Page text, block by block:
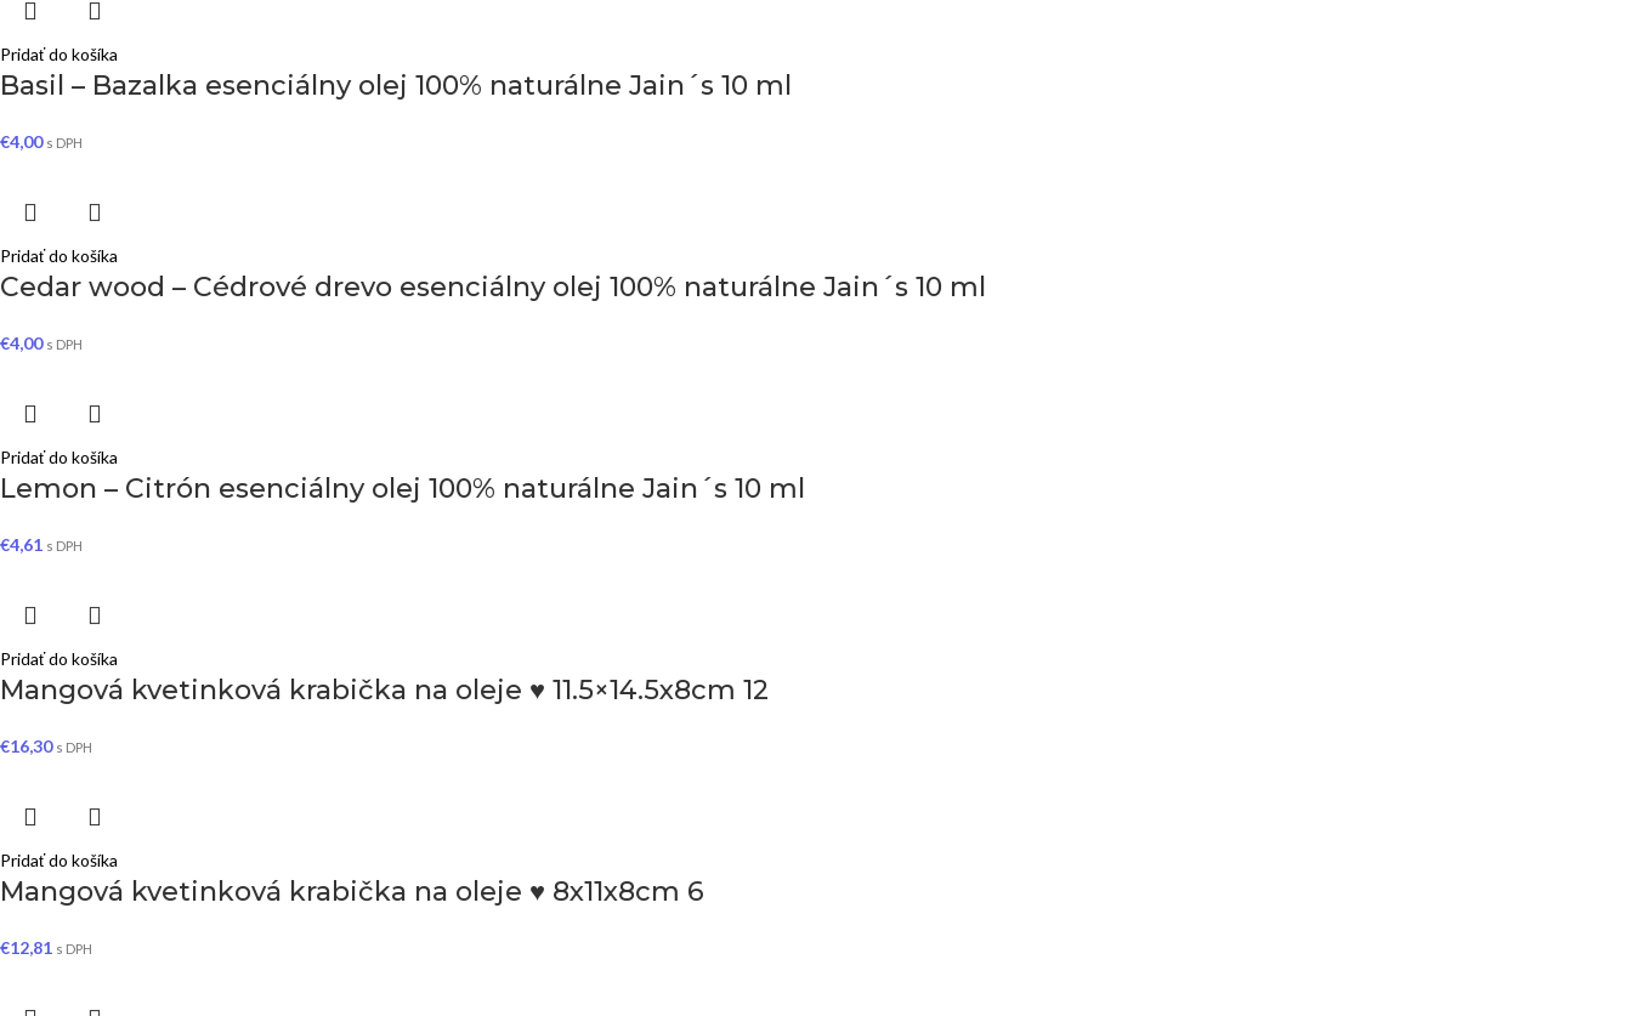
Pridať do košíka
Basil – Bazalka esenciálny olej 100% naturálne Jain´s 10 ml
€4,00 s DPH
Pridať do košíka
Cedar wood – Cédrové drevo esenciálny olej 100% naturálne Jain´s 10 ml
€4,00 s DPH
Pridať do košíka
Lemon – Citrón esenciálny olej 100% naturálne Jain´s 10 ml
€4,61 s DPH
Pridať do košíka
Mangová kvetinková krabička na oleje ♥ 11.5×14.5x8cm 12
€16,30 s DPH
Pridať do košíka
Mangová kvetinková krabička na oleje ♥ 8x11x8cm 6
€12,81 s DPH